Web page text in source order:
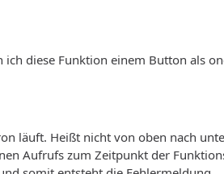
diese Funktion einem Button als
läuft. Heißt nicht von oben nach
Aufrufs zum Zeitpunkt der